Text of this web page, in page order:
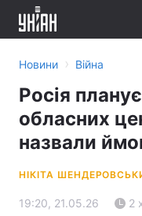
Новини › Війна
Росія
обласних
назвали
НІКІТА
19:20, 21.05.26 2